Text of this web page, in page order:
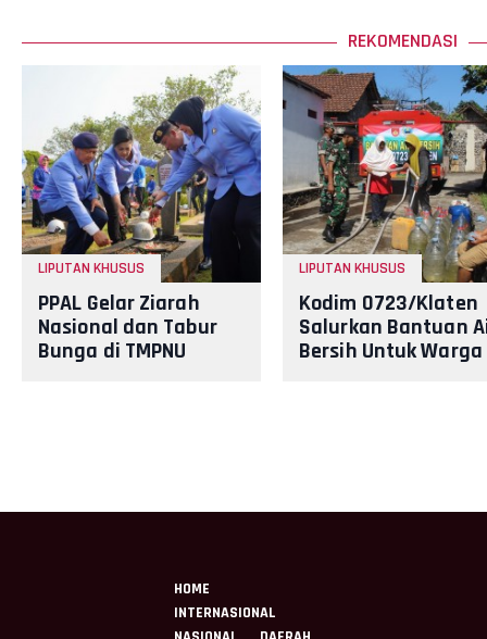
REKOMENDASI
LIPUTAN KHUSUS
PPAL Gelar Ziarah
Nasional dan Tabur
Bunga di TMPNU
LIPUTAN KHUSUS
Kodim 0723/Klaten
Salurkan Bantuan
Bersih Untuk Warga
HOME
INTERNASIONAL